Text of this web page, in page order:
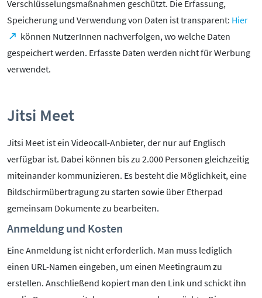
Verschlüsselungsmaßnahmen geschützt. Die Erfassung,
Speicherung und Verwendung von Daten ist transparent: Hier
können NutzerInnen nachverfolgen, wo welche Daten
gespeichert werden. Erfasste Daten werden nicht für Werbung
verwendet.
Jitsi Meet
Jitsi Meet ist ein Videocall-Anbieter, der nur auf Englisch
verfügbar ist. Dabei können bis zu 2.000 Personen gleichzeitig
miteinander kommunizieren. Es besteht die Möglichkeit, eine
Bildschirmübertragung zu starten sowie über Etherpad
gemeinsam Dokumente zu bearbeiten.
Anmeldung und Kosten
Eine Anmeldung ist nicht erforderlich. Man muss lediglich
einen URL-Namen eingeben, um einen Meetingraum zu
erstellen. Anschließend kopiert man den Link und schickt ihn